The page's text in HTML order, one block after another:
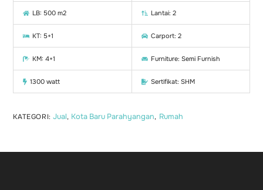
LB: 500 m2
KT: 5+1
KM: 4+1
1300 watt
Lantai: 2
Carport: 2
Furniture: Semi Furnish
Sertifikat: SHM
KATEGORI:Jual, Kota Baru Parahyangan, Rumah